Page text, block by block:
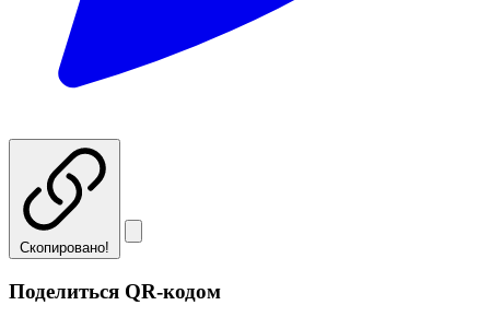
Скопировано!
Поделиться QR-кодом